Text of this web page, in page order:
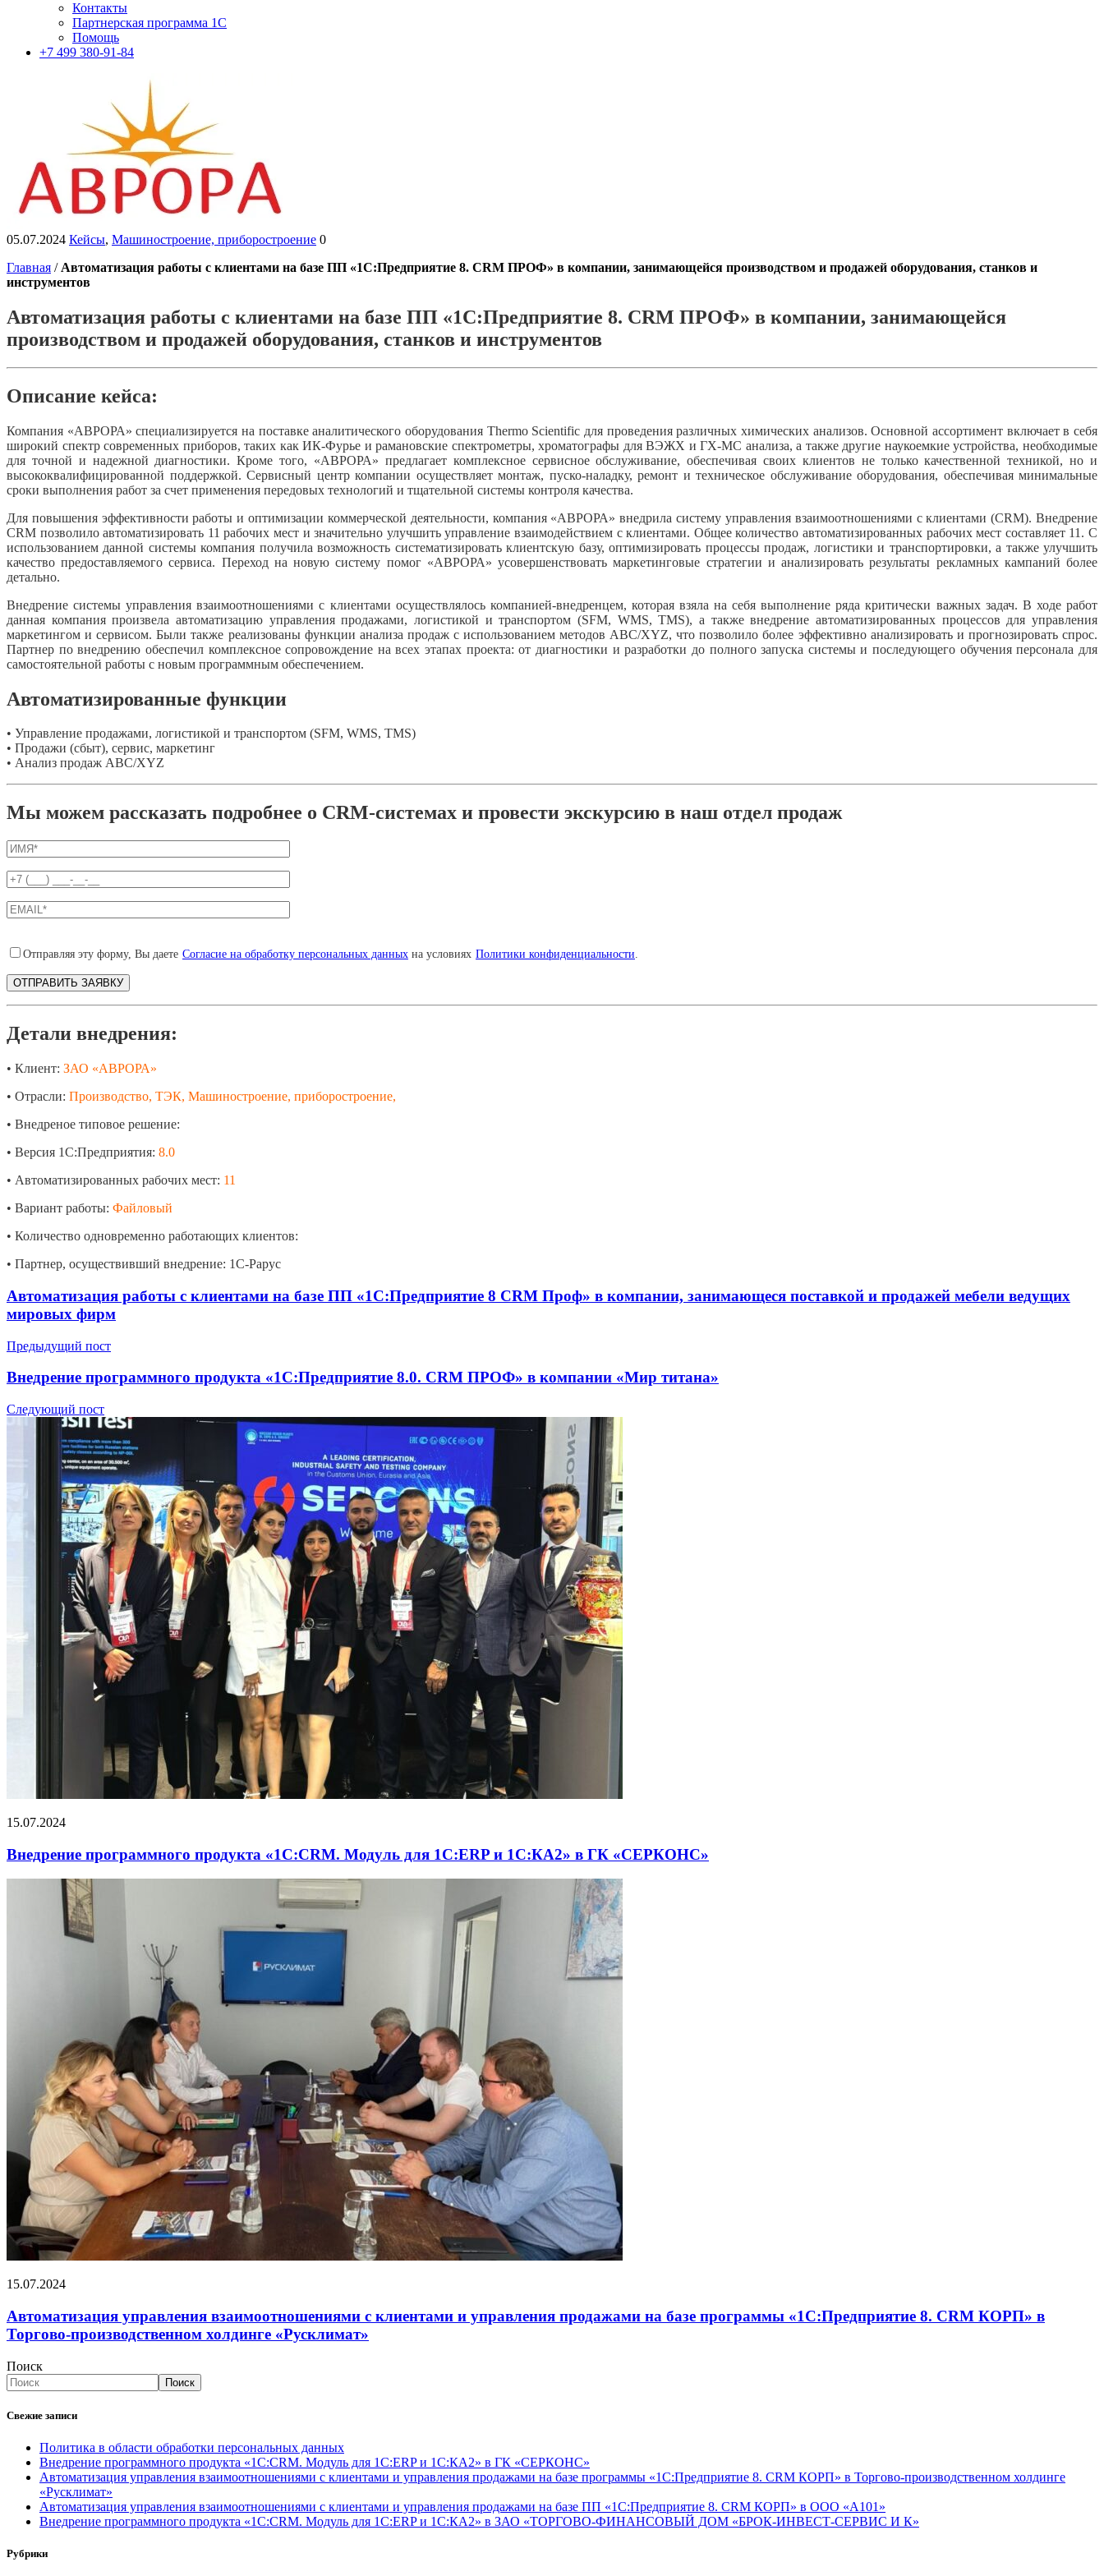
Контакты
Партнерская программа 1С
Помощь
+7 499 380-91-84
05.07.2024 Кейсы, Машиностроение, приборостроение 0
Главная / Автоматизация работы с клиентами на базе ПП «1С:Предприятие 8. CRM ПРОФ» в компании, занимающейся производством и продажей оборудования, станков и
инструментов
Автоматизация работы с клиентами на базе ПП «1С:Предприятие 8. CRM ПРОФ» в компании, занимающейся
производством и продажей оборудования, станков и инструментов
Описание кейса:
Компания «АВРОРА» специализируется на поставке аналитического оборудования Thermo Scientific для проведения различных химических анализов. Основной ассортимент включает в себя
широкий спектр современных приборов, таких как ИК-Фурье и рамановские спектрометры, хроматографы для ВЭЖХ и ГХ-МС анализа, а также другие наукоемкие устройства, необходимые
для точной и надежной диагностики. Кроме того, «АВРОРА» предлагает комплексное сервисное обслуживание, обеспечивая своих клиентов не только качественной техникой, но и
высококвалифицированной поддержкой. Сервисный центр компании осуществляет монтаж, пуско-наладку, ремонт и техническое обслуживание оборудования, обеспечивая минимальные
сроки выполнения работ за счет применения передовых технологий и тщательной системы контроля качества.
Для повышения эффективности работы и оптимизации коммерческой деятельности, компания «АВРОРА» внедрила систему управления взаимоотношениями с клиентами (CRM). Внедрение
CRM позволило автоматизировать 11 рабочих мест и значительно улучшить управление взаимодействием с клиентами. Общее количество автоматизированных рабочих мест составляет 11. С
использованием данной системы компания получила возможность систематизировать клиентскую базу, оптимизировать процессы продаж, логистики и транспортировки, а также улучшить
качество предоставляемого сервиса. Переход на новую систему помог «АВРОРА» усовершенствовать маркетинговые стратегии и анализировать результаты рекламных кампаний более
детально.
Внедрение системы управления взаимоотношениями с клиентами осуществлялось компанией-внедренцем, которая взяла на себя выполнение ряда критически важных задач. В ходе работ
данная компания произвела автоматизацию управления продажами, логистикой и транспортом (SFM, WMS, TMS), а также внедрение автоматизированных процессов для управления
маркетингом и сервисом. Были также реализованы функции анализа продаж с использованием методов ABC/XYZ, что позволило более эффективно анализировать и прогнозировать спрос.
Партнер по внедрению обеспечил комплексное сопровождение на всех этапах проекта: от диагностики и разработки до полного запуска системы и последующего обучения персонала для
самостоятельной работы с новым программным обеспечением.
Автоматизированные функции
• Управление продажами, логистикой и транспортом (SFM, WMS, TMS)
• Продажи (сбыт), сервис, маркетинг
• Анализ продаж ABC/XYZ
Мы можем рассказать подробнее о CRM-системах и провести экскурсию в наш отдел продаж
Отправляя эту форму, Вы даете Согласие на обработку персональных данных на условиях Политики конфиденциальности.
Детали внедрения:
• Клиент: ЗАО «АВРОРА»
• Отрасли: Производство, ТЭК, Машиностроение, приборостроение,
• Внедреное типовое решение:
• Версия 1С:Предприятия: 8.0
• Автоматизированных рабочих мест: 11
• Вариант работы: Файловый
• Количество одновременно работающих клиентов:
• Партнер, осуществивший внедрение: 1С-Рарус
Автоматизация работы с клиентами на базе ПП «1С:Предприятие 8 CRM Проф» в компании, занимающеся поставкой и продажей мебели ведущих
мировых фирм
Предыдущий пост
Внедрение программного продукта «1С:Предприятие 8.0. CRM ПРОФ» в компании «Мир титана»
Следующий пост
15.07.2024
Внедрение программного продукта «1С:CRM. Модуль для 1С:ERP и 1С:КА2» в ГК «СЕРКОНС»
15.07.2024
Автоматизация управления взаимоотношениями с клиентами и управления продажами на базе программы «1С:Предприятие 8. CRM КОРП» в
Торгово-производственном холдинге «Русклимат»
Поиск
Поиск
Свежие записи
Политика в области обработки персональных данных
Внедрение программного продукта «1С:CRM. Модуль для 1С:ERP и 1С:КА2» в ГК «СЕРКОНС»
Автоматизация управления взаимоотношениями с клиентами и управления продажами на базе программы «1С:Предприятие 8. CRM КОРП» в Торгово-производственном холдинге
«Русклимат»
Автоматизация управления взаимоотношениями с клиентами и управления продажами на базе ПП «1С:Предприятие 8. CRM КОРП» в ООО «А101»
Внедрение программного продукта «1С:CRM. Модуль для 1С:ERP и 1С:КА2» в ЗАО «ТОРГОВО-ФИНАНСОВЫЙ ДОМ «БРОК-ИНВЕСТ-СЕРВИС И К»
Рубрики